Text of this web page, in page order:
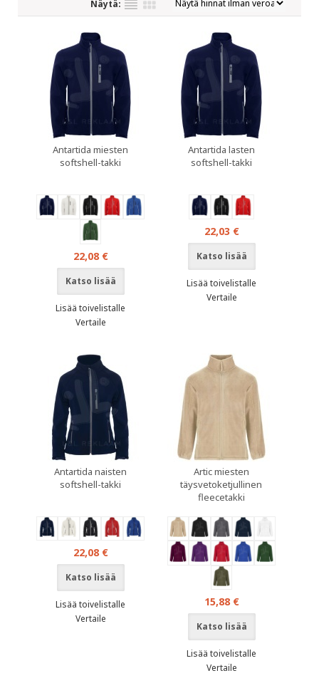
Näytä:
Antartida miesten
softshell-takki
22,08 €
Katso lisää
Lisää toivelistalle
Vertaile
Antartida lasten
softshell-takki
22,03 €
Katso lisää
Lisää toivelistalle
Vertaile
Antartida naisten
softshell-takki
22,08 €
Katso lisää
Lisää toivelistalle
Vertaile
Artic miesten
täysvetoketjullinen
fleecetakki
15,88 €
Katso lisää
Lisää toivelistalle
Vertaile